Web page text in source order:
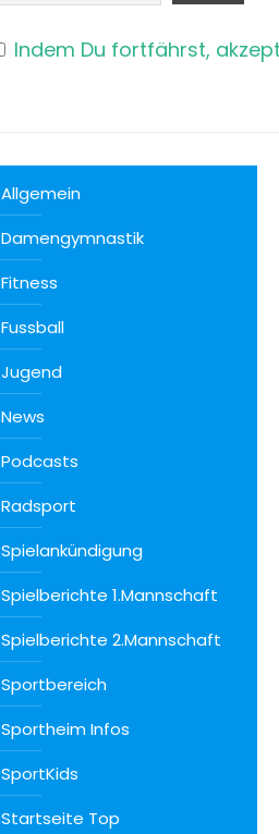
Indem Du fortfährst,
Allgemein
Damengymnastik
Fitness
Fussball
Jugend
News
Podcasts
Radsport
Spielankündigung
Spielberichte 1.Mannschaft
Spielberichte 2.Mannschaft
Sportbereich
Sportheim Infos
SportKids
Startseite Top